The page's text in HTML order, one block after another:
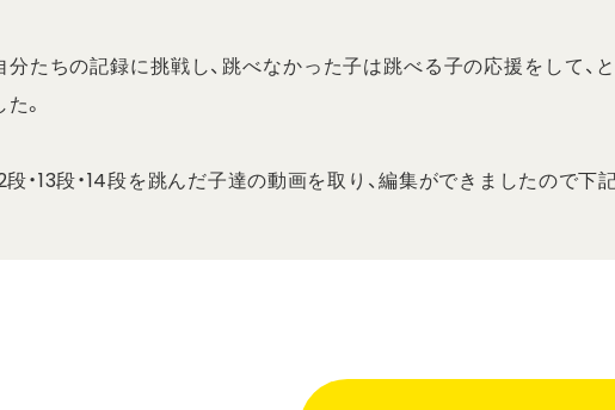
分たちの記録に挑戦し、跳べなかった子は跳べる子の応援をして、
た。
段・13段・14段を跳んだ子達の動画を取り、編集ができましたので下